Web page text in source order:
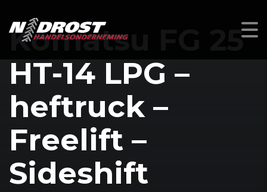
Komatsu FG 25
HT-14 LPG –
heftruck –
Freelift –
Sideshift